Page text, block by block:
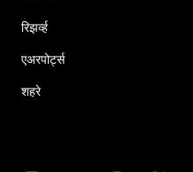
रिझर्व्ह
एअरपोर्ट्स
शहरे